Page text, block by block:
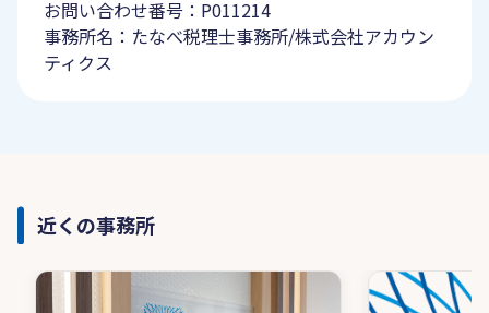
お問い合わせ番号：P011214
事務所名：たなべ税理士事務所/株式会社アカウン
ティクス
近くの事務所